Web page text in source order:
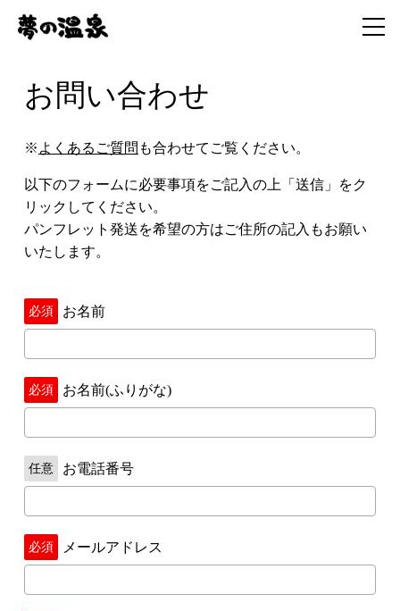
お問い合わせ
※ よくあるご質問 も合わせてご覧ください。
以下のフォームに必要事項をご記入の上「送信」をク
リックしてください。
パンフレット発送を希望の方はご住所の記入もお願い
いたします。
お名前
お名前(ふりがな)
お電話番号
メールアドレス